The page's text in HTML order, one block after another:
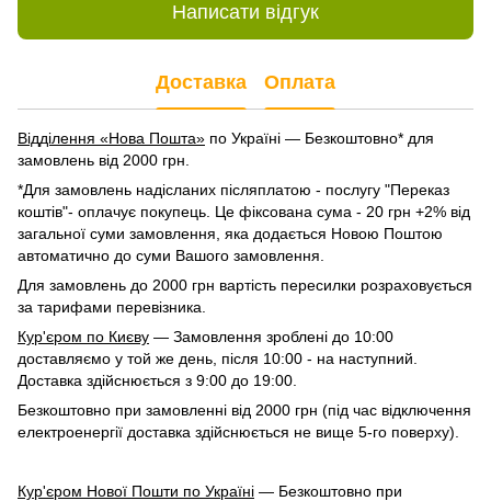
Написати відгук
Доставка Оплата
Відділення «Нова Пошта» по Україні — Безкоштовно* для
замовлень від 2000 грн.
*Для замовлень надісланих післяплатою - послугу "Переказ
коштів"- оплачує покупець. Це фіксована сума - 20 грн +2% від
загальної суми замовлення, яка додається Новою Поштою
автоматично до суми Вашого замовлення.
Для замовлень до 2000 грн вартість пересилки розраховується
за тарифами перевізника.
Кур'єром по Києву — Замовлення зроблені до 10:00
доставляємо у той же день, після 10:00 - на наступний.
Доставка здійснюється з 9:00 до 19:00.
Безкоштовно при замовленні від 2000 грн (під час відключення
електроенергії доставка здійснюється не вище 5-го поверху).
Кур'єром Нової Пошти по Україні — Безкоштовно при